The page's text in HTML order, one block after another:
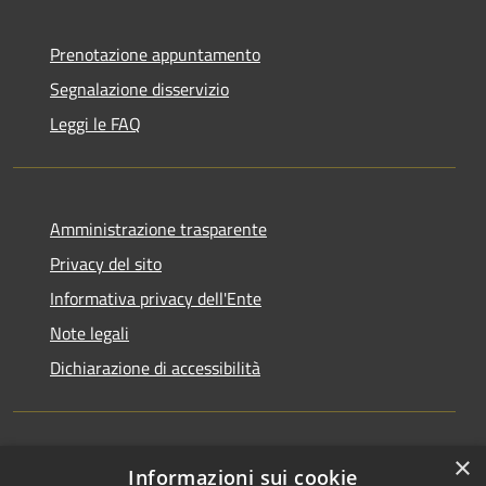
Prenotazione appuntamento
Segnalazione disservizio
Leggi le FAQ
Amministrazione trasparente
Privacy del sito
Informativa privacy dell'Ente
Note legali
Dichiarazione di accessibilità
Newsletter ×
Informazioni sui cookie